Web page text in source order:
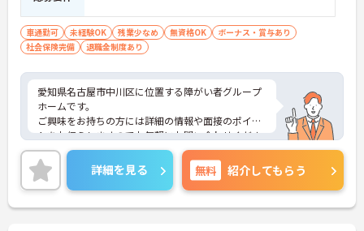
車通勤可 未経験OK 残業少なめ 無資格OK
ボーナス・賞与あり
社会保険完備
退職金制度あり
愛知県名古屋市中川区に位置する障がい者グループ
ホームです。
ご興味をお持ちの方には詳細の情報や面接のポイン
トをお伝えしますのでお気軽にお問い合わせくださ
いませ。
詳細を見る 無料 紹介してもらう